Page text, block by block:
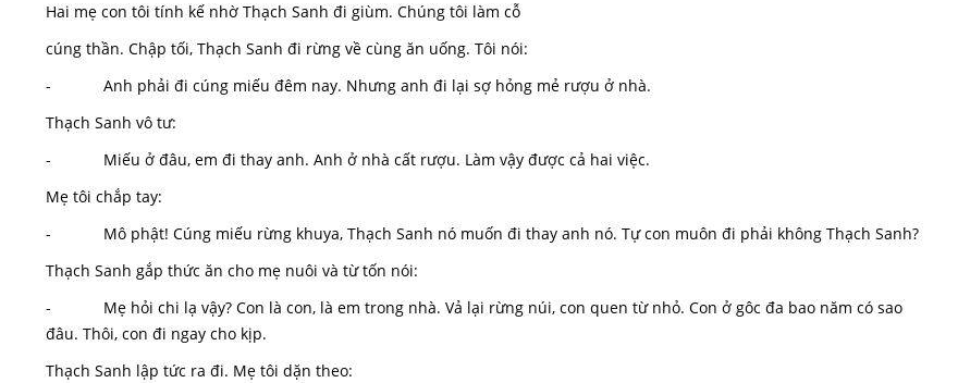
Hai mẹ con tôi tính kế nhờ Thạch Sanh đi giùm. Chúng tôi làm cỗ
cúng thần. Chập tối, Thạch Sanh đi rừng về cùng ăn uống. Tôi nói:
- Anh phải đi cúng miếu đêm nay. Nhưng anh đi lại sợ hỏng mẻ rượu ở nhà.
Thạch Sanh vô tư:
- Miếu ở đâu, em đi thay anh. Anh ở nhà cất rượu. Làm vậy được cả hai việc.
Mẹ tôi chắp tay:
- Mô phật! Cúng miếu rừng khuya, Thạch Sanh nó muốn đi thay anh nó. Tự con muôn đi phải không Thạch Sanh?
Thạch Sanh gắp thức ăn cho mẹ nuôi và từ tốn nói:
- Mẹ hỏi chi lạ vậy? Con là con, là em trong nhà. Vả lại rừng núi, con quen từ nhỏ. Con ở gôc đa bao năm có sao
đâu. Thôi, con đi ngay cho kịp.
Thạch Sanh lập tức ra đi. Mẹ tôi dặn theo: